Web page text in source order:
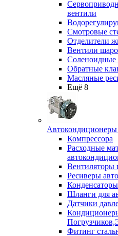
вентили
Смотровые
Отделители
Вентили
Соленоидные
Обратные
Масляные
Ещё 8
Компрессора
Расходные
Вентиляторы
Ресиверы
Шланги для
Датчики
Фитинг